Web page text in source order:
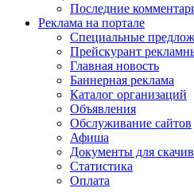
Последние
Реклама на портале
Специальные
Прейскурант
Главная новость
Баннерная реклама
Каталог организаций
Объявления
Обслуживание сайтов
Афиша
Документы для
Статистика
Оплата